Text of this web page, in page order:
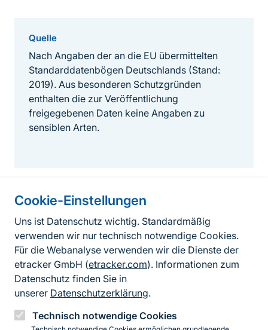
Cookie-Einstellungen
Uns ist Datenschutz wichtig. Standardmäßig
verwenden wir nur technisch notwendige Cookies.
Für die Webanalyse verwenden wir die Dienste der
etracker GmbH (etracker.com). Informationen zum
Datenschutz finden Sie in
unserer Datenschutzerklärung.
Technisch notwendige Cookies
Quelle
Nach Angaben der an die EU übermittelten
Standarddatenbögen Deutschlands (Stand:
2019). Aus besonderen Schutzgründen
enthalten die zur Veröffentlichung
freigegebenen Daten keine Angaben zu
sensiblen Arten.
Informationen zur Seite
FußzeileKontakt zum BfN
Kontaktformular
Erklärung zur Barrierefreiheit
Impressum